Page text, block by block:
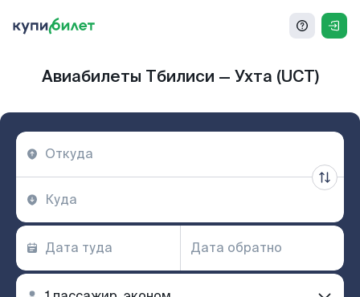
Авиабилеты Тбилиси — Ухта (UCT)